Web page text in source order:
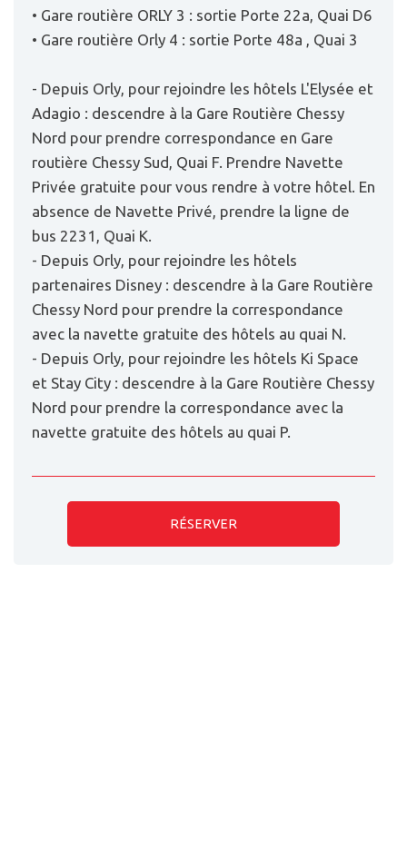
• Gare routière ORLY 3 : sortie Porte 22a, Quai D6
• Gare routière Orly 4 : sortie Porte 48a , Quai 3
- Depuis Orly, pour rejoindre les hôtels L'Elysée et
Adagio : descendre à la Gare Routière Chessy
Nord pour prendre correspondance en Gare
routière Chessy Sud, Quai F. Prendre Navette
Privée gratuite pour vous rendre à votre hôtel. En
absence de Navette Privé, prendre la ligne de
bus 2231, Quai K.
- Depuis Orly, pour rejoindre les hôtels
partenaires Disney : descendre à la Gare Routière
Chessy Nord pour prendre la correspondance
avec la navette gratuite des hôtels au quai N.
- Depuis Orly, pour rejoindre les hôtels Ki Space
et Stay City : descendre à la Gare Routière Chessy
Nord pour prendre la correspondance avec la
navette gratuite des hôtels au quai P.
RÉSERVER